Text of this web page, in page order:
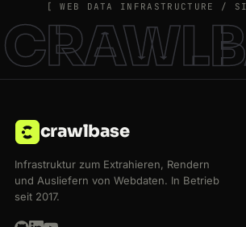
[ WEB DATA INFRASTRUCTURE /
crawlbase
Infrastruktur zum Extrahieren, Rendern
und Ausliefern von Webdaten. In Betrieb
seit 2017.